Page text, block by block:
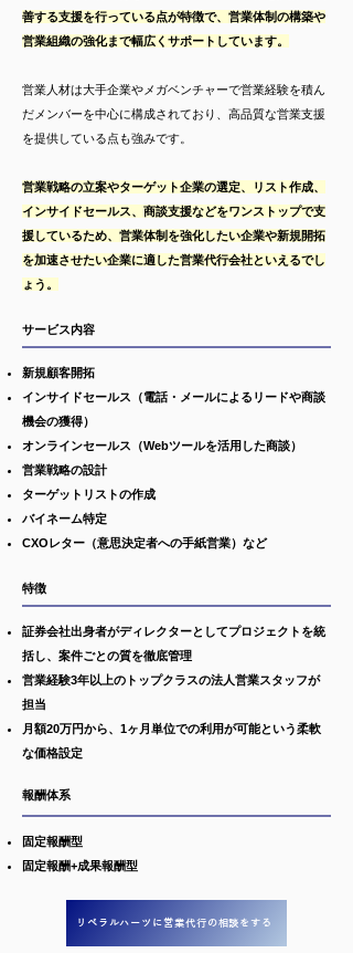
善する支援を行っている点が特徴で、営業体制の構築や
営業組織の強化まで幅広くサポートしています。
営業人材は大手企業やメガベンチャーで営業経験を積ん
だメンバーを中心に構成されており、高品質な営業支援
を提供している点も強みです。
営業戦略の立案やターゲット企業の選定、リスト作成、
インサイドセールス、商談支援などをワンストップで支
援しているため、営業体制を強化したい企業や新規開拓
を加速させたい企業に適した営業代行会社といえるでし
ょう。
サービス内容
新規顧客開拓
インサイドセールス（電話・メールによるリードや商談
機会の獲得）
オンラインセールス（Webツールを活用した商談）
営業戦略の設計
ターゲットリストの作成
バイネーム特定
CXOレター（意思決定者への手紙営業）など
特徴
証券会社出身者がディレクターとしてプロジェクトを統
括し、案件ごとの質を徹底管理
営業経験3年以上のトップクラスの法人営業スタッフが
担当
月額20万円から、1ヶ月単位での利用が可能という柔軟
な価格設定
報酬体系
固定報酬型
固定報酬+成果報酬型
リベラルハーツに営業代行の相談をする